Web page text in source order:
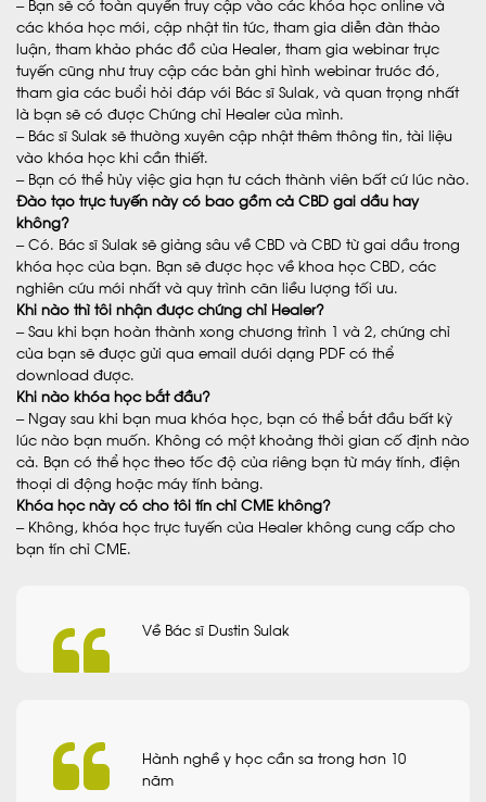
các khóa học mới, cập nhật tin tức, tham gia diễn đàn thảo
luận, tham khảo phác đồ của Healer, tham gia webinar trực
tuyến cũng như truy cập các bản ghi hình webinar trước đó,
tham gia các buổi hỏi đáp với Bác sĩ Sulak, và quan trọng nhất
là bạn sẽ có được Chứng chỉ Healer của mình.
– Bác sĩ Sulak sẽ thường xuyên cập nhật thêm thông tin, tài liệu
vào khóa học khi cần thiết.
– Bạn có thể hủy việc gia hạn tư cách thành viên bất cứ lúc nào.
Đào tạo trực tuyến này có bao gồm cả CBD gai dầu hay
không?
– Có. Bác sĩ Sulak sẽ giảng sâu về CBD và CBD từ gai dầu trong
khóa học của bạn. Bạn sẽ được học về khoa học CBD, các
nghiên cứu mới nhất và quy trình căn liều lượng tối ưu.
Khi nào thì tôi nhận được chứng chỉ Healer?
– Sau khi bạn hoàn thành xong chương trình 1 và 2, chứng chỉ
của bạn sẽ được gửi qua email dưới dạng PDF có thể
download được.
Khi nào khóa học bắt đầu?
– Ngay sau khi bạn mua khóa học, bạn có thể bắt đầu bất kỳ
lúc nào bạn muốn. Không có một khoảng thời gian cố định nào
cả. Bạn có thể học theo tốc độ của riêng bạn từ máy tính, điện
thoại di động hoặc máy tính bảng.
Khóa học này có cho tôi tín chỉ CME không?
– Không, khóa học trực tuyến của Healer không cung cấp cho
bạn tín chỉ CME.
Về Bác sĩ Dustin Sulak
Hành nghề y học cần sa trong hơn 10
năm